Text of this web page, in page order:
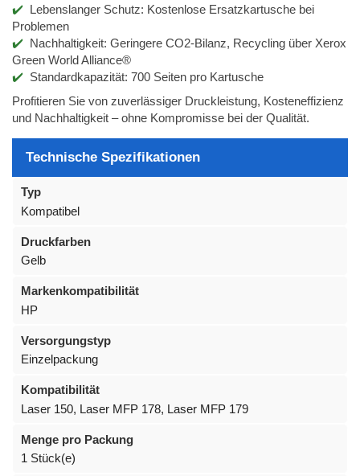
Lebenslanger Schutz: Kostenlose Ersatzkartusche bei
Problemen
Nachhaltigkeit: Geringere CO2-Bilanz, Recycling über Xerox
Green World Alliance®
Standardkapazität: 700 Seiten pro Kartusche
Profitieren Sie von zuverlässiger Druckleistung, Kosteneffizienz
und Nachhaltigkeit – ohne Kompromisse bei der Qualität.
Technische Spezifikationen
Typ
Kompatibel
Druckfarben
Gelb
Markenkompatibilität
HP
Versorgungstyp
Einzelpackung
Kompatibilität
Laser 150, Laser MFP 178, Laser MFP 179
Menge pro Packung
1 Stück(e)